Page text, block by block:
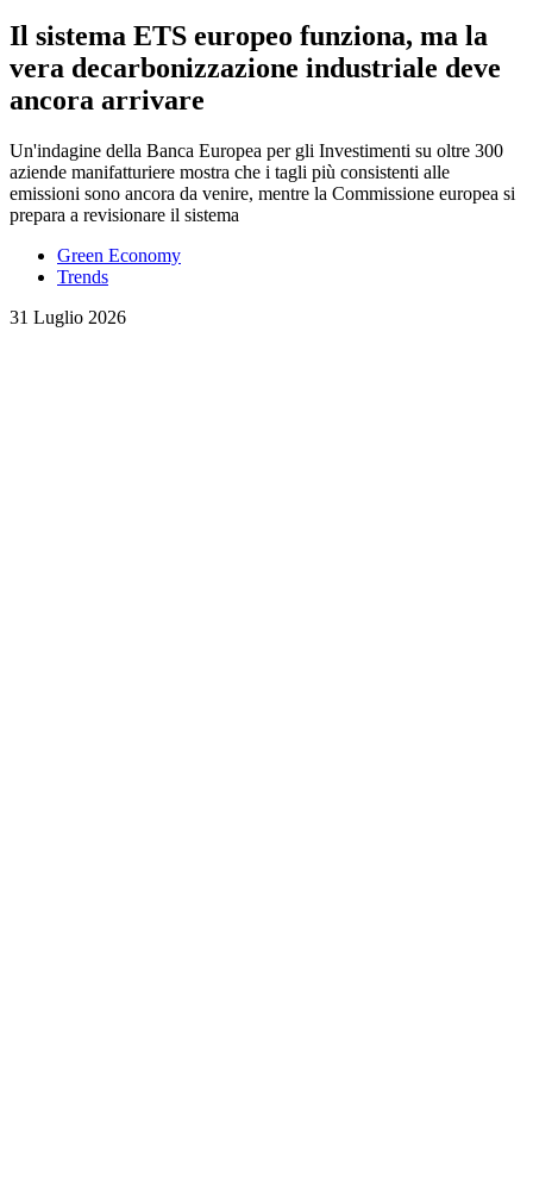
Il sistema ETS europeo funziona, ma la
vera decarbonizzazione industriale deve
ancora arrivare
Un'indagine della Banca Europea per gli Investimenti su oltre 300
aziende manifatturiere mostra che i tagli più consistenti alle
emissioni sono ancora da venire, mentre la Commissione europea si
prepara a revisionare il sistema
Green Economy
Trends
31 Luglio 2026